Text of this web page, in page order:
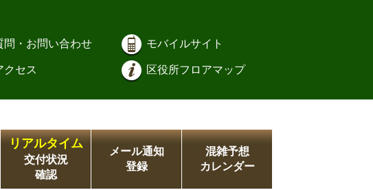
問・お問い合わせ モバイルサイト
クセス 区役所フロアマップ
リアルタイム
交付状況
確認
メール通知
登録
混雑予想
カレンダー